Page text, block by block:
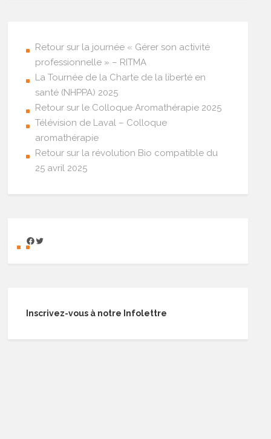
Retour sur la journée « Gérer son activité
professionnelle » – RITMA
La Tournée de la Charte de la liberté en
santé (NHPPA) 2025
Retour sur le Colloque Aromathérapie 2025
Télévision de Laval – Colloque
aromathérapie
Retour sur la révolution Bio compatible du
25 avril 2025
Inscrivez-vous à notre Infolettre